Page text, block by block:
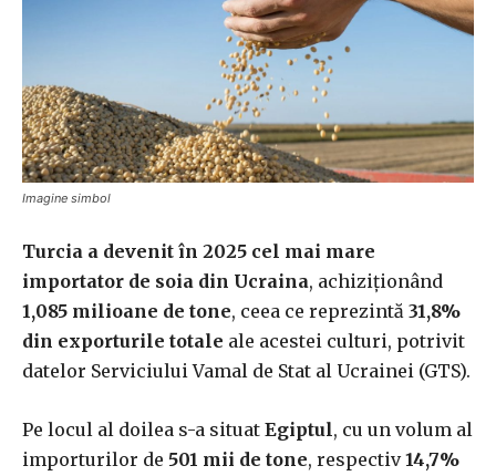
Imagine simbol
Turcia a devenit în 2025 cel mai mare
importator de soia din Ucraina, achiziționând
1,085 milioane de tone, ceea ce reprezintă 31,8%
din exporturile totale ale acestei culturi, potrivit
datelor Serviciului Vamal de Stat al Ucrainei (GTS).
Pe locul al doilea s-a situat Egiptul, cu un volum al
importurilor de 501 mii de tone, respectiv14,7%